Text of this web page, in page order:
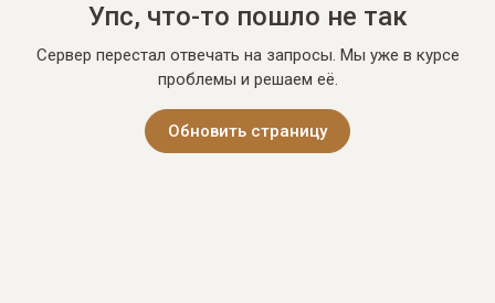
Упс, что-то пошло не так
Сервер перестал отвечать на запросы. Мы уже в курсе
проблемы и решаем её.
Обновить страницу